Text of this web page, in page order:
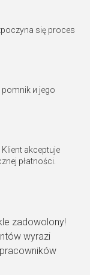
się proces
pomnik и jego
akceptuje
płatności.
zadowolony!
wyrazi